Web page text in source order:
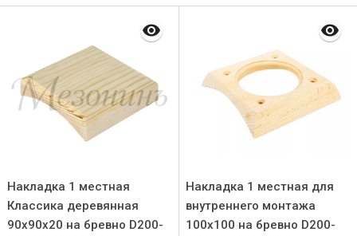
Накладка 1 местная
Классика деревянная
90х90х20 на бревно D200-
Накладка 1 местная для
внутреннего монтажа
100х100 на бревно D200-